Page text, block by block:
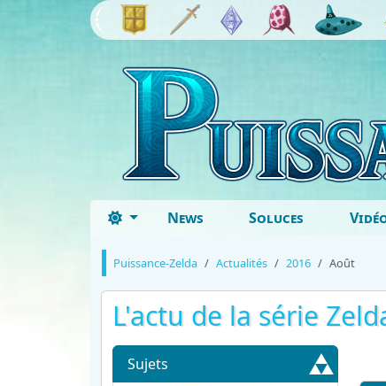
News Soluces
Puissance-Zelda Actualités 2016 Août
L'actu de la série
Sujets